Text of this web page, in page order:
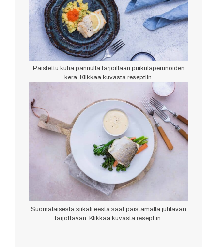
Paistettu kuha pannulla tarjoillaan puikulaperunoiden
kera. Klikkaa kuvasta reseptiin.
Suomalaisesta siikafileestä saat paistamalla juhlavan
tarjottavan. Klikkaa kuvasta reseptiin.